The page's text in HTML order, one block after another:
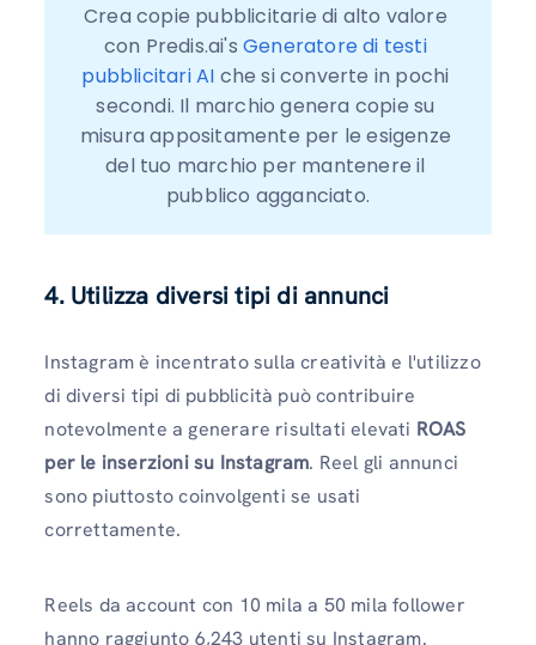
Crea copie pubblicitarie di alto valore
con Predis.ai's Generatore di testi
pubblicitari AI che si converte in pochi
secondi. Il marchio genera copie su
misura appositamente per le esigenze
del tuo marchio per mantenere il
pubblico agganciato.
4. Utilizza diversi tipi di annunci
Instagram è incentrato sulla creatività e l'utilizzo
di diversi tipi di pubblicità può contribuire
notevolmente a generare risultati elevati ROAS
per le inserzioni su Instagram. Reel gli annunci
sono piuttosto coinvolgenti se usati
correttamente.
Reels da account con 10 mila a 50 mila follower
hanno raggiunto 6,243 utenti su Instagram.